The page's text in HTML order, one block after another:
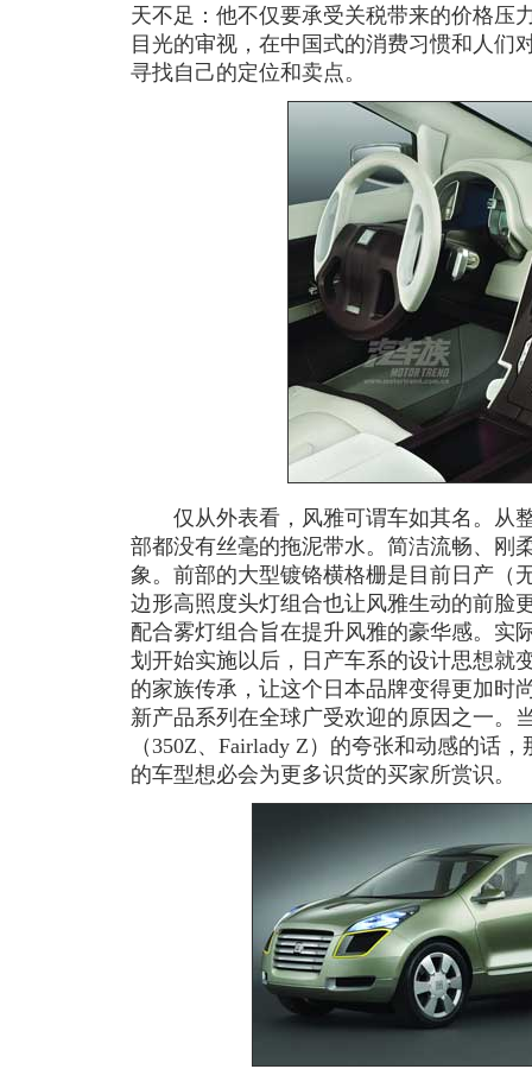
天不足：他不仅要承受关税带来的价格压
目光的审视，在中国式的消费习惯和人们
寻找自己的定位和卖点。
仅从外表看，风雅可谓车如其名。从
部都没有丝毫的拖泥带水。简洁流畅、刚
象。前部的大型镀铬横格栅是目前日产（
边形高照度头灯组合也让风雅生动的前脸
配合雾灯组合旨在提升风雅的豪华感。实
划开始实施以后，日产车系的设计思想就
的家族传承，让这个日本品牌变得更加时
新产品系列在全球广受欢迎的原因之一。
（350Z、Fairlady Z）的夸张和动感的话
的车型想必会为更多识货的买家所赏识。